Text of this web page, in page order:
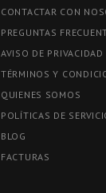
CONTACTAR CON
PREGUNTAS
AVISO DE PRIVACIDAD
TÉRMINOS Y
QUIENES SOMOS
POLÍTICAS DE
BLOG
FACTURAS